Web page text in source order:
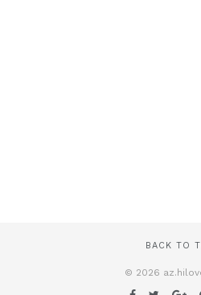
BACK TO
© 2026